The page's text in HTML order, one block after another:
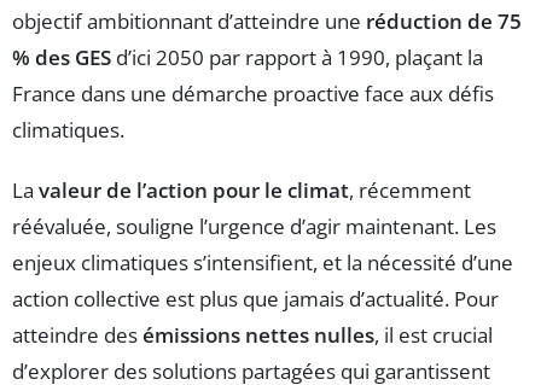
objectif ambitionnant d’atteindre une réduction de 75
% des GES d’ici 2050 par rapport à 1990, plaçant la
France dans une démarche proactive face aux défis
climatiques.
La valeur de l’action pour le climat, récemment
réévaluée, souligne l’urgence d’agir maintenant. Les
enjeux climatiques s’intensifient, et la nécessité d’une
action collective est plus que jamais d’actualité. Pour
atteindre desémissions nettes nulles, il est crucial
d’explorer des solutions partagées qui garantissent